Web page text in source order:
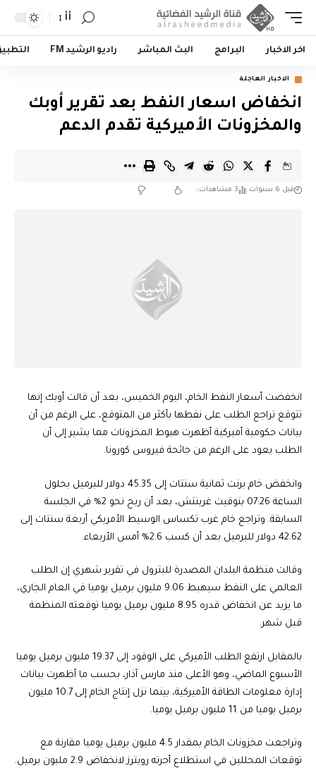
أأ
اخر الاخبار البرامج البث المباشر راديو الرشيد FM
الاخبار العاجلة
انخفاض اسعار النفط بعد تقرير أوبك
والمخزونات الأميركية تقدم الدعم
قبل 6 سنوات 3 مشاهدات
انخفضت أسعار النفط الخام، اليوم الخميس، بعد أن قالت أوبك إنها
تتوقع تراجع الطلب على نفطها بأكثر من المتوقع، على الرغم من أن
بيانات حكومية أميركية أظهرت هبوط المخزونات مما يشير إلى أن
الطلب يعود على الرغم من جائحة فيروس كورونا.
وانخفض خام برنت ثمانية سنتات إلى 45.35 دولار للبرميل بحلول
الساعة 07:26 بتوقيت غرينتش، بعد أن ربح نحو 2% في الجلسة
السابقة. وتراجع خام غرب تكساس الوسيط الأمريكي أربعة سنتات إلى
42.62 دولار للبرميل بعد أن كسب 2.6% أمس الأربعاء.
وقالت منظمة البلدان المصدرة للبترول في تقرير شهري إن الطلب
العالمي على النفط سيهبط 9.06 مليون برميل يوميا في العام الجاري،
ما يزيد عن انخفاض قدره 8.95 مليون برميل يوميا توقعته المنظمة
قبل شهر.
بالمقابل ارتفع الطلب الأميركي على الوقود إلى 19.37 مليون برميل يوميا
الأسبوع الماضي، وهو الأعلى منذ مارس آذار، بحسب ما أظهرت بيانات
إدارة معلومات الطاقة الأميركية، بينما نزل إنتاج الخام إلى 10.7 مليون
برميل يوميا من 11 مليون برميل يوميا.
وتراجعت مخزونات الخام بمقدار 4.5 مليون برميل يوميا مقارنة مع
توقعات المحللين في استطلاع أجرته رويترز لانخفاض 2.9 مليون برميل.